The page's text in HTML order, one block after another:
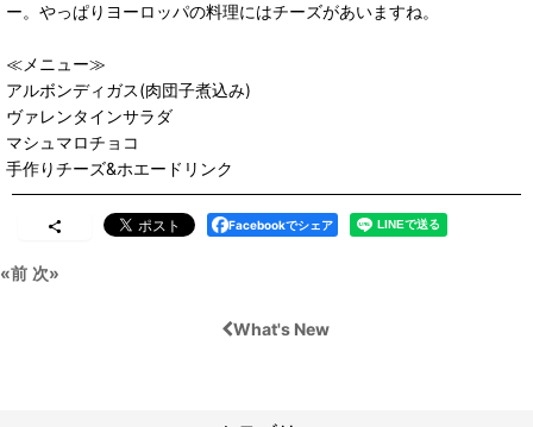
ー。やっぱりヨーロッパの料理にはチーズがあいますね。
≪メニュー≫
アルボンディガス(肉団子煮込み)
ヴァレンタインサラダ
マシュマロチョコ
手作りチーズ&ホエードリンク
Facebookでシェア
«前 次»
What's New